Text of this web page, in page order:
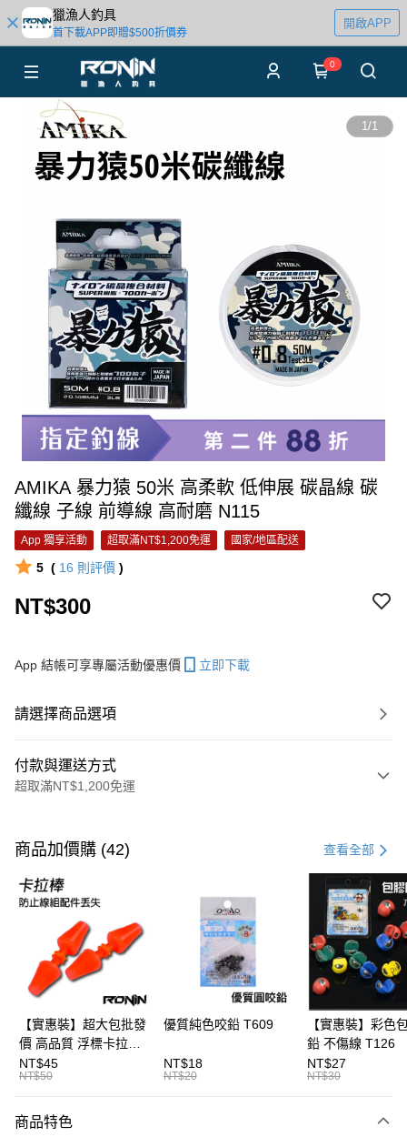
獵漁人釣具
首下載APP即贈$500折價券
開啟APP
0
1/1
AMIKA 暴力猿 50米 高柔軟 低伸展 碳晶線 碳
纖線 子線 前導線 高耐磨 N115
App 獨享活動 超取滿NT$1,200免運 國家/地區配送
5 ( 16 則評價 )
NT$300
App 結帳可享專屬活動優惠價 立即下載
請選擇商品選項
付款與運送方式
超取滿NT$1,200免運
信用卡一次付款
信用卡分期付款
3 期 0 利率 每期 21家銀行
合作金庫商業銀行
第一商業銀行
華南商業銀行
彰化商業銀行
上海商業儲蓄銀行
台北富邦商業銀行
國泰世華商業銀行
兆豐國際商業銀行
臺灣中小企業銀行
台中商業銀行
匯豐（台灣）商業銀行
華泰商業銀行
聯邦商業銀行
元大商業銀行
台灣樂天信用卡公司
超商取貨付款
Apple Pay
悠遊付
大哥付你分期
【大哥付你分期使用說明】
商品加價購 (42) 查看全部
【實惠裝】超大包批發
價 高品質 浮標卡拉棒
20入 T086
NT$45
NT$50
優質純色咬鉛 T609
NT$18
NT$20
【實惠裝】彩色
鉛 不傷線 T126
NT$27
NT$30
商品特色